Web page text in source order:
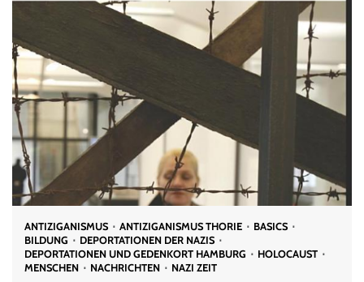
ANTIZIGANISMUS ANTIZIGANISMUS THORIE
BASICS
BILDUNG
DEPORTATIONEN DER NAZIS
DEPORTATIONEN UND GEDENKORT HAMBURG
HOLOCAUST
MENSCHEN
NACHRICHTEN NAZI ZEIT